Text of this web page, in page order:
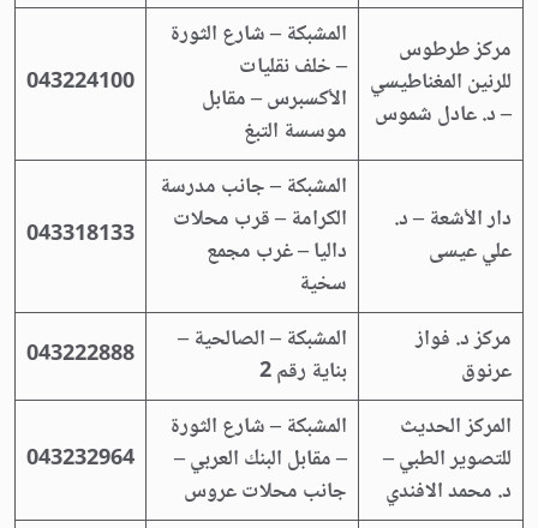
مركز طرطوس
للرنين المغناطيسي
– د. عادل شموس
المشبكة – شارع الثورة
– خلف نقليات
الأكسبرس – مقابل
موسسة التبغ
043224100
دار الأشعة – د.
علي عيسى
المشبكة – جانب مدرسة
الكرامة – قرب محلات
داليا – غرب مجمع
سخية
043318133
مركز د. فواز
عرنوق
المشبكة – الصالحية –
بناية رقم 2
043222888
المركز الحديث
للتصوير الطبي –
د. محمد الافندي
المشبكة – شارع الثورة
– مقابل البنك العربي –
جانب محلات عروس
043232964